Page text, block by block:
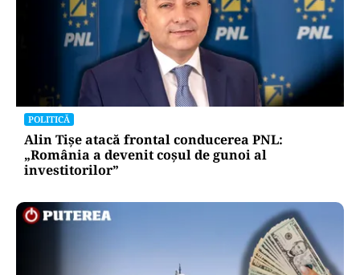
POLITICĂ
Alin Tișe atacă frontal conducerea PNL:
„România a devenit coșul de gunoi al
investitorilor”